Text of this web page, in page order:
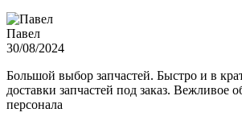
Павел
30/08/2024
Большой выбор запчастей. Быстро и в
доставки запчастей под заказ. Вежливое
персонала